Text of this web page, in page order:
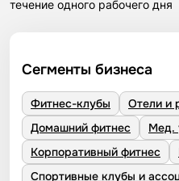
течение одного рабочего дня
Сегменты бизнеса
Фитнес-клубы
Отели и
Домашний фитнес
Мед.
Корпоративный фитнес
Спортивные клубы и